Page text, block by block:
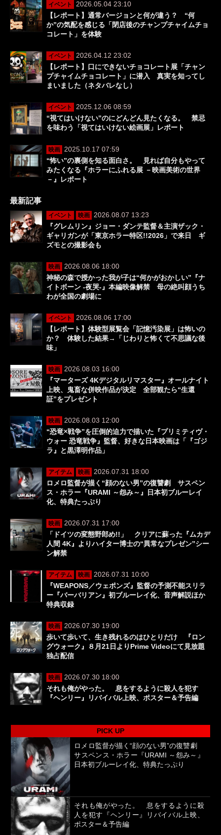
イベント
2026.05.04 23:10
【レポート】通常バージョンと何が違う？ “何
か”の気配を感じる「閉店後のチャンプチャイムチョ
コレート」を体験
イベント
2026.04.12 23:02
【レポート】口にできないチョコレート展「チャン
プチャイムチョコレート」に潜入 真実を知ってし
まいました（ネタバレなし）
イベント
2025.12.06 08:59
“視てはいけない”のにどんどん見たくなる。 禁忌
を味わう「視てはいけない絵画展」レポート
映画
2025.10.17 07:59
“怖い”の裏側を知る面白さ。 見れば自分もやって
みたくなる『ホラーにふれる展 －映画美術の世界
－』レポート
最新記事
イベント 映画
2026.08.07 13:23
『グレムリン』ジョー・ダンテ監督＆主演ザック・
ギャリガンが「東京ホラー特区!!2026」で来日 ギ
ズモとの撮影会も
映画
2026.08.06 18:00
神秘の森で授かった我が子は“何かがおかしい”『ナ
イトボーン -夜哭-』本編映像解禁 母の絶叫顔うち
わが全国の劇場に
イベント
2026.08.06 17:00
【レポート】体験型展覧会「記憶汚染展」は怖いの
か？ 体験した結果→「じわりと怖くて不思議な後
味」
映画
2026.08.03 16:00
『マーターズ 4Kデジタルリマスター』オールナイト
上映、鬼畜な併映作品が決定 全部観たら“生還
証”をプレゼント
映画
2026.08.03 12:00
“恐竜×戦争”を圧倒的迫力で描いた『プリミティヴ・
ウォー 恐竜戦争』監督、好きな日本映画は「『ゴジ
ラ』と黒澤明作品」
アイテム 映画
2026.07.31 18:00
ロメロ監督が描く“顔のない男”の復讐劇 サスペン
ス・ホラー『URAMI ～怨み～』日本初ブルーレイ
化、特典たっぷり
映画
2026.07.31 17:00
「ドイツの変態野郎め!!」 クリアに蘇った『ムカデ
人間 4K』よりハイター博士の“異常なプレゼン”シー
ン解禁
アイテム 映画
2026.07.31 10:00
『WEAPONS／ウェポンズ』監督の予測不能スリラ
ー『バーバリアン』初ブルーレイ化、音声解説ほか
特典収録
映画
2026.07.30 19:00
歩いて歩いて、生き残れるのはひとりだけ 『ロン
グウォーク』８月21日よりPrime Videoにて見放題
独占配信
映画
2026.07.30 18:00
それも俺がやった。 息をするように殺人を犯す
『ヘンリー』リバイバル上映、ポスター＆予告編
PICK UP
ロメロ監督が描く“顔のない男”の復讐劇
サスペンス・ホラー『URAMI ～怨み～』
日本初ブルーレイ化、特典たっぷり
それも俺がやった。 息をするように殺
人を犯す『ヘンリー』リバイバル上映、
ポスター＆予告編